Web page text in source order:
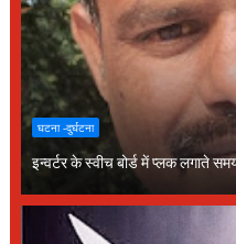
घटना -दुर्घटना
इन्वर्टर के स्वीच बोर्ड में प्लक लगाते